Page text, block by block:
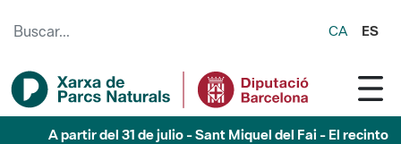
CA ES
A partir del 31 de julio - Sant Miquel del Fai - El recinto